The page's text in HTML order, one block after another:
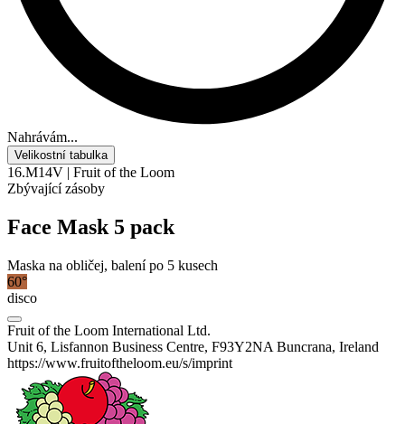
Nahrávám...
Velikostní tabulka
16.M14V | Fruit of the Loom
Zbývající zásoby
Face Mask 5 pack
Maska na obličej, balení po 5 kusech
60°
disco
Fruit of the Loom International Ltd.
Unit 6, Lisfannon Business Centre, F93Y2NA Buncrana, Ireland
https://www.fruitoftheloom.eu/s/imprint